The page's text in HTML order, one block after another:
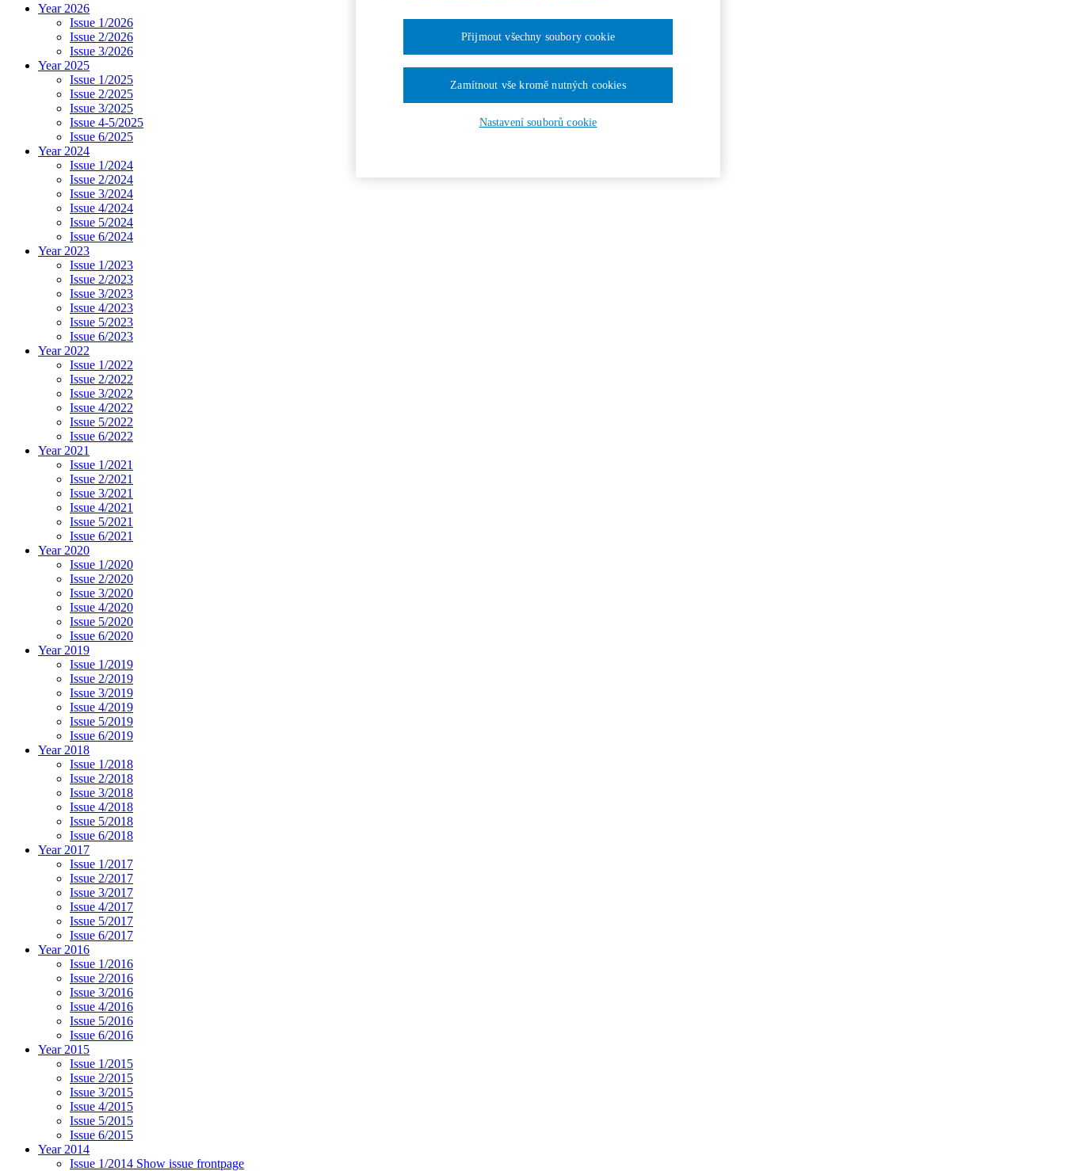
Year 2026
Issue 1/2026
Issue 2/2026
Issue 3/2026
Year 2025
Issue 1/2025
Issue 2/2025
Issue 3/2025
Issue 4-5/2025
Issue 6/2025
Year 2024
Issue 1/2024
Issue 2/2024
Issue 3/2024
Issue 4/2024
Issue 5/2024
Issue 6/2024
Year 2023
Issue 1/2023
Issue 2/2023
Issue 3/2023
Issue 4/2023
Issue 5/2023
Issue 6/2023
Year 2022
Issue 1/2022
Issue 2/2022
Issue 3/2022
Issue 4/2022
Issue 5/2022
Issue 6/2022
Year 2021
Issue 1/2021
Issue 2/2021
Issue 3/2021
Issue 4/2021
Issue 5/2021
Issue 6/2021
Year 2020
Issue 1/2020
Issue 2/2020
Issue 3/2020
Issue 4/2020
Issue 5/2020
Issue 6/2020
Year 2019
Issue 1/2019
Issue 2/2019
Issue 3/2019
Issue 4/2019
Issue 5/2019
Issue 6/2019
Year 2018
Issue 1/2018
Issue 2/2018
Issue 3/2018
Issue 4/2018
Issue 5/2018
Issue 6/2018
Year 2017
Issue 1/2017
Issue 2/2017
Issue 3/2017
Issue 4/2017
Issue 5/2017
Issue 6/2017
Year 2016
Issue 1/2016
Issue 2/2016
Issue 3/2016
Issue 4/2016
Issue 5/2016
Issue 6/2016
Year 2015
Issue 1/2015
Issue 2/2015
Issue 3/2015
Issue 4/2015
Issue 5/2015
Issue 6/2015
Year 2014
Issue 1/2014 Show issue frontpage
Nastavení souborů cookie
Zamítnout vše kromě nutných cookies
Přijmout všechny soubory cookie